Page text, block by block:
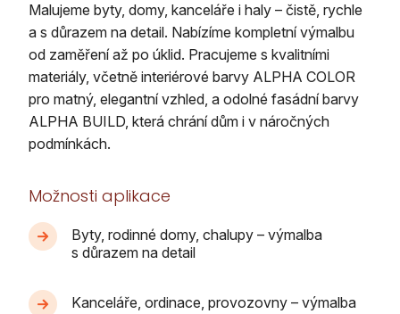
Malujeme byty, domy, kanceláře i haly – čistě, rychle
a s důrazem na detail. Nabízíme kompletní výmalbu
od zaměření až po úklid. Pracujeme s kvalitními
materiály, včetně interiérové barvy ALPHA COLOR
pro matný, elegantní vzhled, a odolné fasádní barvy
ALPHA BUILD, která chrání dům i v náročných
podmínkách.
Možnosti aplikace
Byty, rodinné domy, chalupy – výmalba
s důrazem na detail
Kanceláře, ordinace, provozovny – výmalba